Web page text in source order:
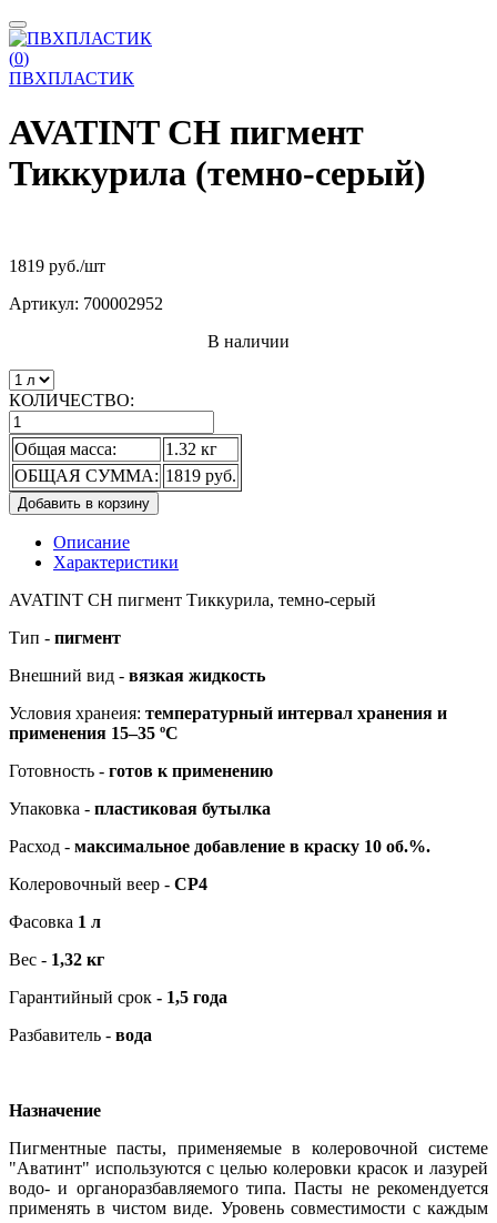
(0)
ПВХПЛАСТИК
AVATINT CН пигмент
Тиккурила (темно-серый)
1819 руб./шт
Артикул: 700002952
В наличии
КОЛИЧЕСТВО:
Общая масса:
1.32 кг
ОБЩАЯ СУММА: 1819 руб.
Добавить в корзину
Описание
Характеристики
AVATINT CН пигмент Тиккурила, темно-серый
Тип - пигмент
Внешний вид - вязкая жидкость
Условия хранеия: температурный интервал хранения и
применения 15–35 ºС
Готовность - готов к применению
Упаковка - пластиковая бутылка
Расход - максимальное добавление в краску 10 об.%.
Колеровочный веер - CP4
Фасовка 1 л
Вес - 1,32 кг
Гарантийный срок - 1,5 года
Разбавитель - вода
Назначение
Пигментные пасты, применяемые в колеровочной системе
"Аватинт" используются с целью колеровки красок и лазурей
водо- и органоразбавляемого типа. Пасты не рекомендуется
применять в чистом виде. Уровень совместимости с каждым